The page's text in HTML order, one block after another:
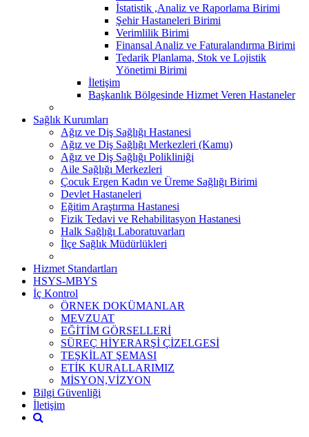
İstatistik ,Analiz ve Raporlama Birimi
Şehir Hastaneleri Birimi
Verimlilik Birimi
Finansal Analiz ve Faturalandırma Birimi
Tedarik Planlama, Stok ve Lojistik
Yönetimi Birimi
İletişim
Başkanlık Bölgesinde Hizmet Veren Hastaneler
Sağlık Kurumları
Ağız ve Diş Sağlığı Hastanesi
Ağız ve Diş Sağlığı Merkezleri (Kamu)
Ağız ve Diş Sağlığı Polikliniği
Aile Sağlığı Merkezleri
Çocuk Ergen Kadın ve Üreme Sağlığı Birimi
Devlet Hastaneleri
Eğitim Araştırma Hastanesi
Fizik Tedavi ve Rehabilitasyon Hastanesi
Halk Sağlığı Laboratuvarları
İlçe Sağlık Müdürlükleri
Hizmet Standartları
HSYS-MBYS
İç Kontrol
ÖRNEK DOKÜMANLAR
MEVZUAT
EĞİTİM GÖRSELLERİ
SÜREÇ HİYERARŞİ ÇİZELGESİ
TEŞKİLAT ŞEMASI
ETİK KURALLARIMIZ
MİSYON,VİZYON
Bilgi Güvenliği
İletişim